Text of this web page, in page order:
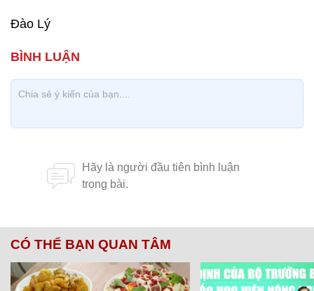
Đào Lý
CÓ THỂ BẠN QUAN TÂM